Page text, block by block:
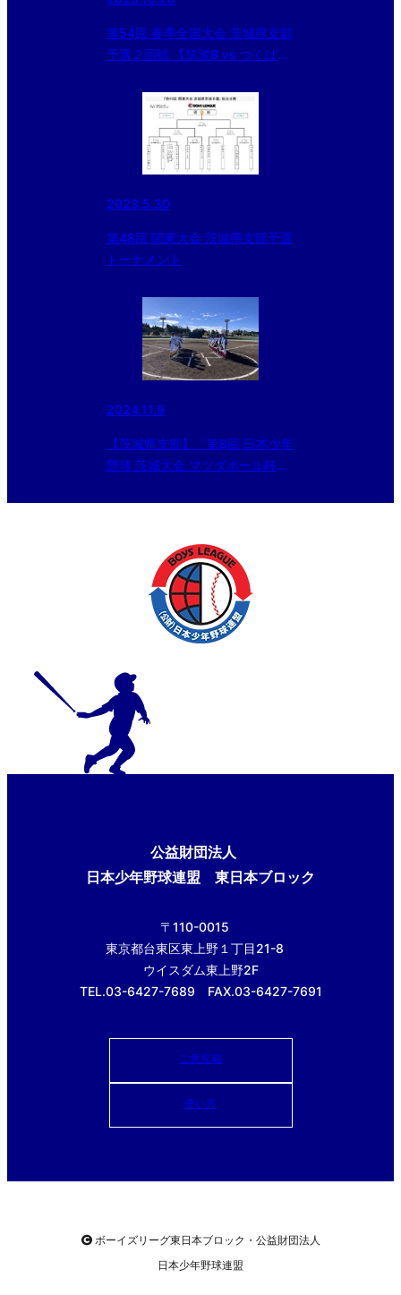
第54回 春季全国大会 茨城県支部
予選２回戦 【筑波B vs つくば学
2023.5.30
第48回 関東大会 茨城県支部予選
トーナメント
2024.11.9
【茨城県支部】「第8回 日本少年
野球 茨城大会 マツダボール杯」
公益財団法人
日本少年野球連盟 東日本ブロック
〒110-0015
東京都台東区東上野１丁目21-8
ウイスダム東上野2F
TEL.03-6427-7689 FAX.03-6427-7691
ご意見箱
使い方
ボーイズリーグ東日本ブロック・公益財団法人
日本少年野球連盟